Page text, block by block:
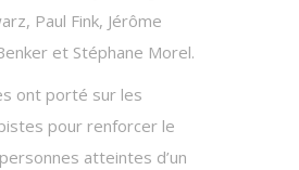
Paul Fink, Jérôme
et Stéphane Morel.
ont porté sur les
pour renforcer le
atteintes d’un